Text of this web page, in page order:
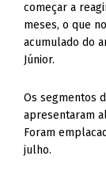
começar a
meses, o que
acumulado do
Júnior.
Os segmentos
apresentaram
Foram
julho.